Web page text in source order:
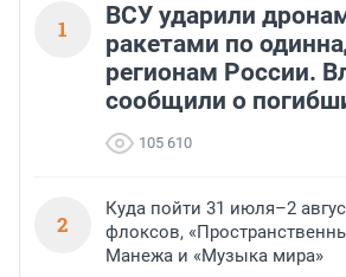
1
ВСУ ударили
ракетами по
регионам России.
сообщили о
105 610
2
Куда пойти 31 июля–2
флоксов,
Манежа и «Музыка мира»